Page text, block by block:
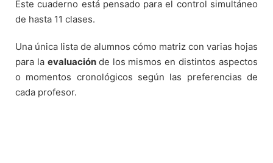
Este cuaderno está pensado para el control simultáneo
de hasta 11 clases.
Una única lista de alumnos cómo matriz con varias hojas
para la evaluación de los mismos en distintos aspectos
o momentos cronológicos según las preferencias de
cada profesor.